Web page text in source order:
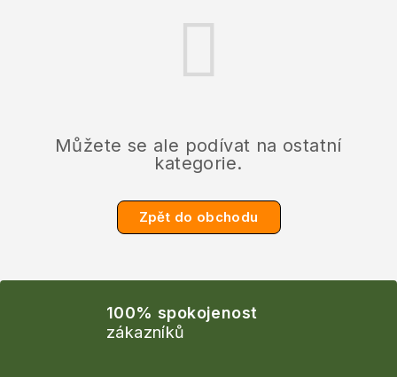
Můžete se ale podívat na ostatní
kategorie.
Zpět do obchodu
100% spokojenost
zákazníků